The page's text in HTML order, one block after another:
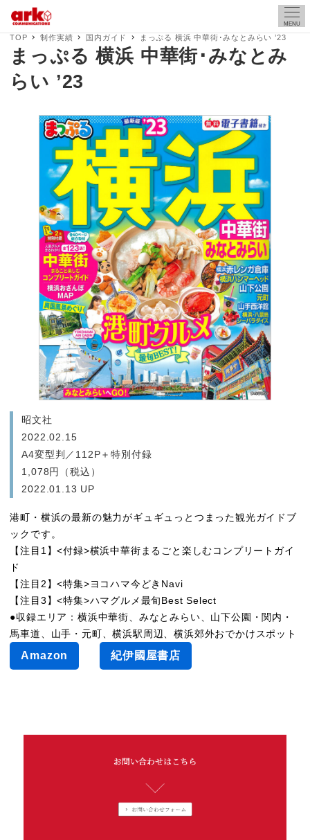
MENU
TOP 制作実績 国内ガイド まっぷる 横浜 中華街･みなとみらい ’23
まっぷる 横浜 中華街･みなとみ
らい ’23
昭文社
2022.02.15
A4変型判／112P＋特別付録
1,078円（税込）
2022.01.13 UP
港町・横浜の最新の魅力がギュギュっとつまった観光ガイドブ
ックです。
【注目1】<付録>横浜中華街まるごと楽しむコンプリートガイ
ド
【注目2】<特集>ヨコハマ今どきNavi
【注目3】<特集>ハマグルメ最旬Best Select
●収録エリア：横浜中華街、みなとみらい、山下公園・関内・
馬車道、山手・元町、横浜駅周辺、横浜郊外おでかけスポット
Amazon 紀伊國屋書店